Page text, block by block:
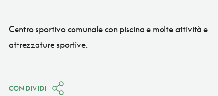
Centro sportivo comunale con piscina e molte attività e
attrezzature sportive.
CONDIVIDI